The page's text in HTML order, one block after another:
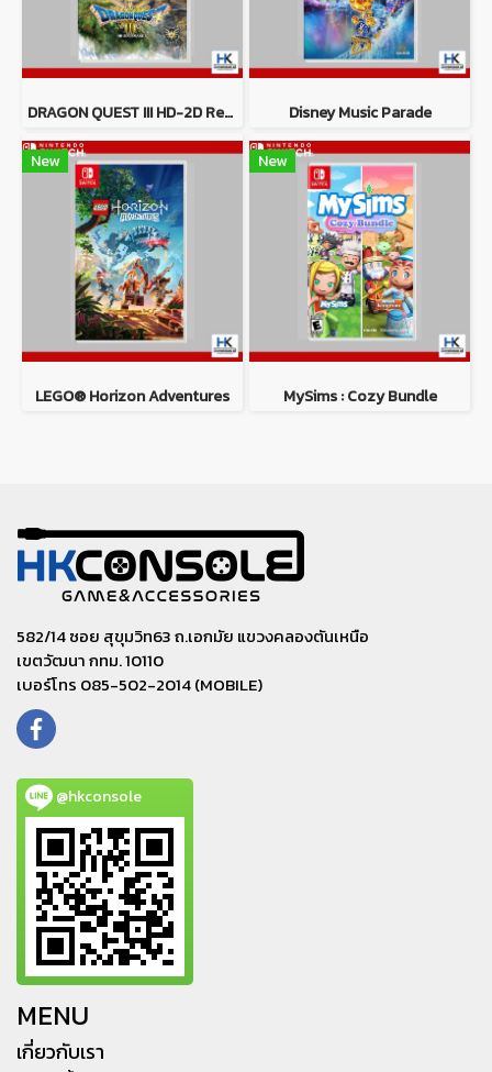
DRAGON QUEST III HD-2D Remake Disney Music Parade
New
LEGO® Horizon Adventures
New
MySims : Cozy Bundle
582/14 ซอย สุขุมวิท63 ถ.เอกมัย แขวงคลองตันเหนือ
เขตวัฒนา กทม. 10110
เบอร์โทร 085-502-2014 (MOBILE)
@hkconsole
MENU
เกี่ยวกับเรา